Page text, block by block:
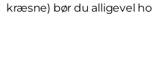
kræsne) bør du alligevel